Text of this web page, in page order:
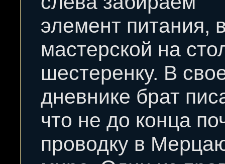
элемент питания,
мастерской на
шестеренку. В
дневнике брат
что не до конца
проводку в